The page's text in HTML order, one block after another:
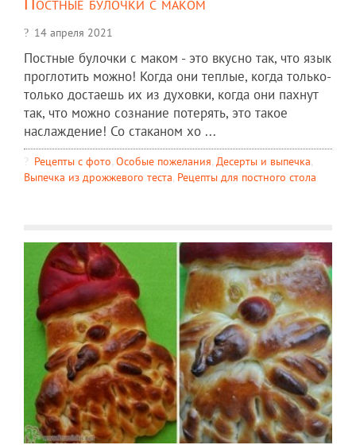
14 апреля 2021
Постные булочки с маком - это вкусно так, что язык
проглотить можно! Когда они теплые, когда только-
только достаешь их из духовки, когда они пахнут
так, что можно сознание потерять, это такое
наслаждение! Со стаканом хо ...
Рецепты c фото, Особые пожелания, Десерты и выпечка,
Выпечка из дрожжевого теста, Рецепты для постного стола